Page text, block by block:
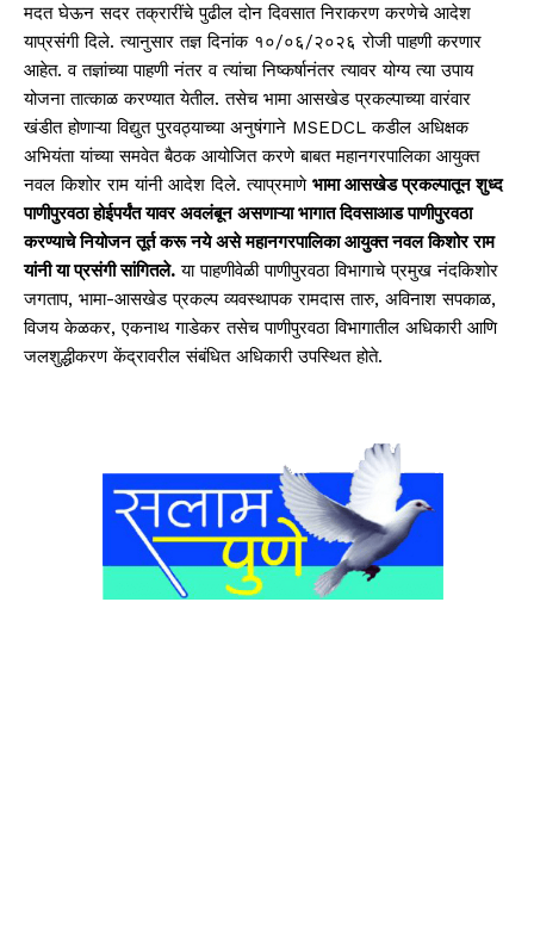
मदत घेऊन सदर तक्रारींचे पुढील दोन दिवसात निराकरण करणेचे आदेश
याप्रसंगी दिले. त्यानुसार तज्ञ दिनांक १०/०६/२०२६ रोजी पाहणी करणार
आहेत. व तज्ञांच्या पाहणी नंतर व त्यांचा निष्कर्षानंतर त्यावर योग्य त्या उपाय
योजना तात्काळ करण्यात येतील. तसेच भामा आसखेड प्रकल्पाच्या वारंवार
खंडीत होणाऱ्या विद्युत पुरवठ्याच्या अनुषंगाने MSEDCL कडील अधिक्षक
अभियंता यांच्या समवेत बैठक आयोजित करणे बाबत महानगरपालिका आयुक्त
नवल किशोर राम यांनी आदेश दिले. त्याप्रमाणे भामा आसखेड प्रकल्पातून शुध्द
पाणीपुरवठा होईपर्यंत यावर अवलंबून असणाऱ्या भागात दिवसाआड पाणीपुरवठा
करण्याचे नियोजन तूर्त करू नये असे महानगरपालिका आयुक्त नवल किशोर राम
यांनी या प्रसंगी सांगितले. या पाहणीवेळी पाणीपुरवठा विभागाचे प्रमुख नंदकिशोर
जगताप, भामा-आसखेड प्रकल्प व्यवस्थापक रामदास तारु, अविनाश सपकाळ,
विजय केळकर, एकनाथ गाडेकर तसेच पाणीपुरवठा विभागातील अधिकारी आणि
जलशुद्धीकरण केंद्रावरील संबंधित अधिकारी उपस्थित होते.